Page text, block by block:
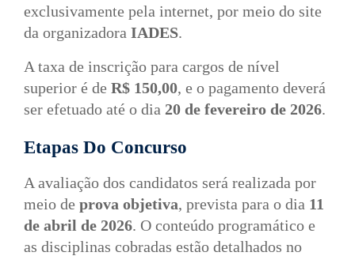
exclusivamente pela internet, por meio do site
da organizadora IADES.
A taxa de inscrição para cargos de nível
superior é de R$ 150,00, e o pagamento deverá
ser efetuado até o dia 20 de fevereiro de 2026.
Etapas Do Concurso
A avaliação dos candidatos será realizada por
meio de prova objetiva, prevista para o dia 11
de abril de 2026. O conteúdo programático e
as disciplinas cobradas estão detalhados no